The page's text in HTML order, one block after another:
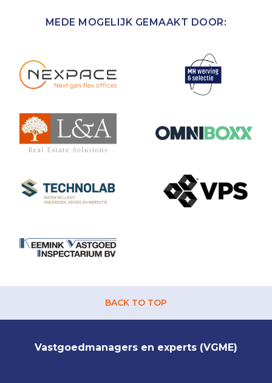
MEDE MOGELIJK GEMAAKT DOOR:
BACK TO TOP
Vastgoedmanagers en experts (VGME)